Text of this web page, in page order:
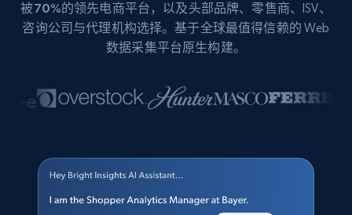
被70%的领先电商平台，以及头部品牌、零售商、ISV、
咨询公司与代理机构选择。基于全球最值得信赖的 Web
数据采集平台原生构建。